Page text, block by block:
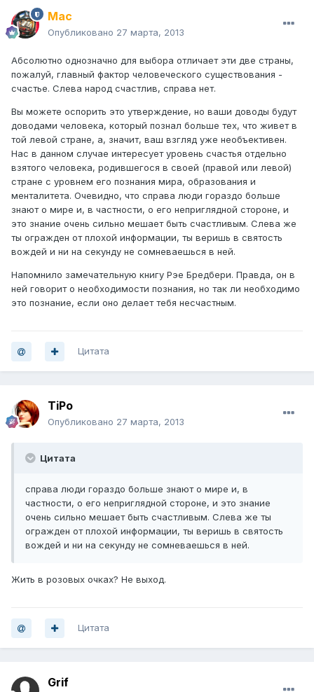
Mac
Опубликовано 27 марта, 2013
Абсолютно однозначно для выбора отличает эти две страны,
пожалуй, главный фактор человеческого существования -
счастье. Слева народ счастлив, справа нет.
Вы можете оспорить это утверждение, но ваши доводы будут
доводами человека, который познал больше тех, что живет в
той левой стране, а, значит, ваш взгляд уже необъективен.
Нас в данном случае интересует уровень счастья отдельно
взятого человека, родившегося в своей (правой или левой)
стране с уровнем его познания мира, образования и
менталитета. Очевидно, что справа люди гораздо больше
знают о мире и, в частности, о его неприглядной стороне, и
это знание очень сильно мешает быть счастливым. Слева же
ты огражден от плохой информации, ты веришь в святость
вождей и ни на секунду не сомневаешься в ней.
Напомнило замечательную книгу Рэе Бредбери. Правда, он в
ней говорит о необходимости познания, но так ли необходимо
это познание, если оно делает тебя несчастным.
Цитата
TiPo
Опубликовано 27 марта, 2013
Цитата
справа люди гораздо больше знают о мире и, в
частности, о его неприглядной стороне, и это знание
очень сильно мешает быть счастливым. Слева же ты
огражден от плохой информации, ты веришь в святость
вождей и ни на секунду не сомневаешься в ней.
Жить в розовых очках? Не выход.
Цитата
Grif